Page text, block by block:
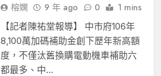
榕嫻 9 年 ago 0 1 mins
【記者陳祐堂報導】 中市府106年
8,100萬加碼補助金創下歷年新高額
度，不僅汰舊換購電動機車補助六
都最多、中…